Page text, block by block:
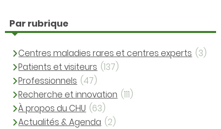
Par rubrique
Centres maladies rares et centres experts (3)
Patients et visiteurs (137)
Professionnels (47)
Recherche et innovation (111)
À propos du CHU (63)
Actualités & Agenda (2)